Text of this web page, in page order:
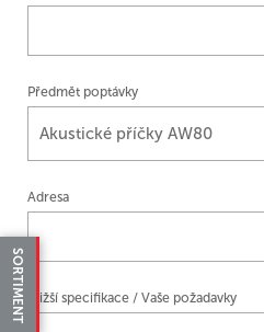
SORTIMENT
Předmět poptávky
Akustické příčky AW80
Adresa
Bližší specifikace / Vaše požadavky